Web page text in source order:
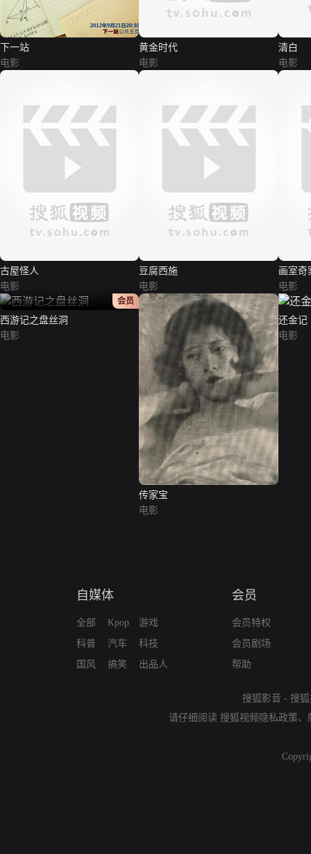
下一站
电影
黄金时代
电影
清白
电影
古屋怪人
电影
豆腐西施
电影
画室奇
电影
正片
会员
西游记之盘丝洞
电影
传家宝
电影
还金记
电影
自媒体
全部
科普
国风
Kpop
汽车
搞笑
游戏
科技
出品人
会员
会员特权
会员剧场
帮助
搜狐影音 - 搜
请仔细阅读 搜狐视频隐私政策、